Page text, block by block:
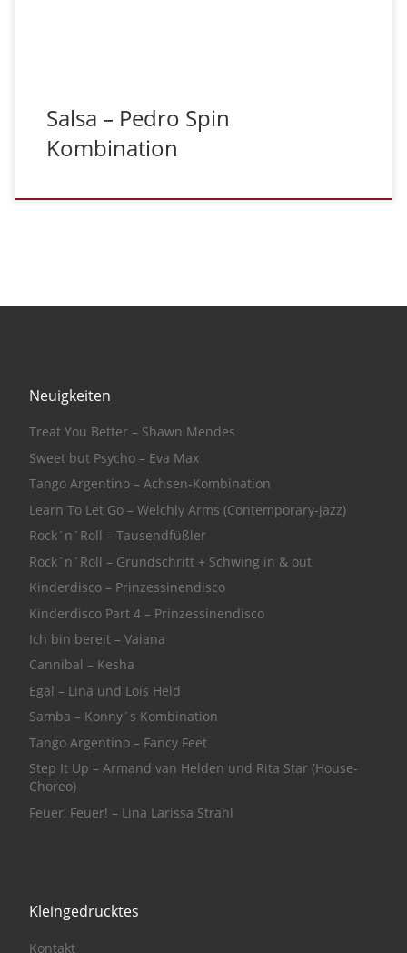
Salsa – Pedro Spin
Kombination
Neuigkeiten
Treat You Better – Shawn Mendes
Sweet but Psycho – Eva Max
Tango Argentino – Achsen-Kombination
Learn To Let Go – Welchly Arms (Contemporary-Jazz)
Rock´n´Roll – Tausendfüßler
Rock´n´Roll – Grundschritt + Schwing in & out
Kinderdisco – Prinzessinendisco
Kinderdisco Part 4 – Prinzessinendisco
Ich bin bereit – Vaiana
Cannibal – Kesha
Egal – Lina und Lois Held
Samba – Konny´s Kombination
Tango Argentino – Fancy Feet
Step It Up – Armand van Helden und Rita Star (House-
Choreo)
Feuer, Feuer! – Lina Larissa Strahl
Kleingedrucktes
Kontakt